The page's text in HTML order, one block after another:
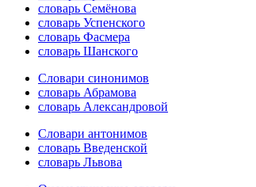
словарь Семёнова
словарь Успенского
словарь Фасмера
словарь Шанского
Словари синонимов
словарь Абрамова
словарь Александровой
Словари антонимов
словарь Введенской
словарь Львова